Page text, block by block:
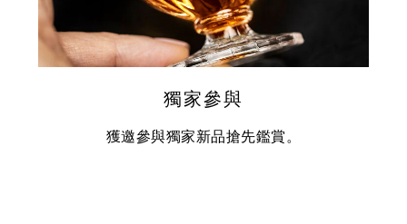
獨家參與
獲邀參與獨家新品搶先鑑賞。